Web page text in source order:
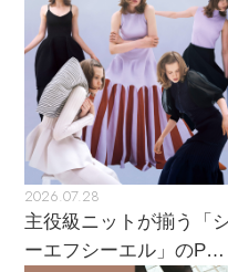
【ペプラム】トレン
『ELLE』最新号掲載
【ジュエリー】シル
パンツ
スカート
ジャケット
ニット
スニーカー
フラットシューズ
レインシューズ
ブーツ
ショルダーバッグ
トートバッグ
ハンドバッグ
財布・小物
ストール・マフラー
帽子・イヤーマフ
ヘアアクセサリー
スマートフォンケー
すべてのアクセサリ
ピアス・イヤリング
ネックレス
バングル・ブレスレ
ランジェリー
すべてのランジェリ
ランジェリー
インナー
スポーツ
すべてのスポーツ
ウェア
CONTENTS
2026.07.28
主役級ニットが揃う「
ーエフシーエル」のPOP